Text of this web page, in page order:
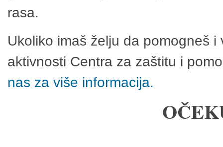
rasa.
Ukoliko imaš želju da pomogneš
aktivnosti Centra za zaštitu i
nas za više informacija.